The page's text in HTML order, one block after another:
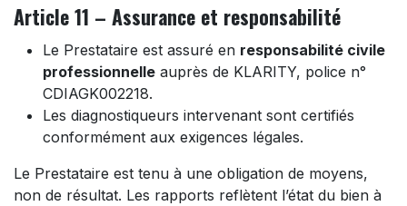
Article 11 – Assurance et responsabilité
Le Prestataire est assuré en responsabilité civile
professionnelle auprès de KLARITY, police n°
CDIAGK002218.
Les diagnostiqueurs intervenant sont certifiés
conformément aux exigences légales.
Le Prestataire est tenu à une obligation de moyens,
non de résultat. Les rapports reflètent l’état du bien à